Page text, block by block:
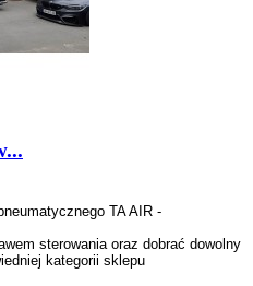
TA AIR -
sterowania oraz dobrać dowolny
kategorii sklepu